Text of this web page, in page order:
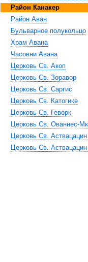
Район Канакер
Район Аван
Бульварное полукольцо
Храм Авана
Часовни Авана
Церковь Св. Акоп
Церковь Св. Зоравор
Церковь Св. Саргис
Церковь Св. Катогике
Церковь Св. Геворк
Церковь Св. Ованнес-
Церковь Св.
Церковь Св.